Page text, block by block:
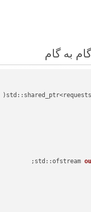
std::ofstream